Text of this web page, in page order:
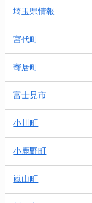
埼玉県情報
宮代町
寄居町
富士見市
小川町
小鹿野町
嵐山町